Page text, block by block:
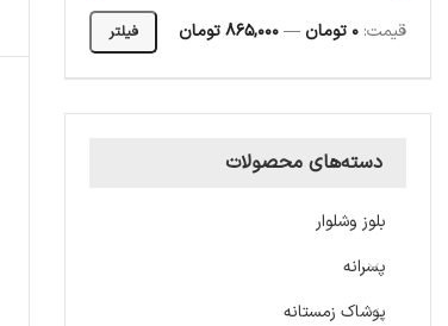
فیلتر قیمت: 0 تومان —865,000 تومان
دسته‌های محصولات
بلوز وشلوار
پسرانه
پوشاک زمستانه